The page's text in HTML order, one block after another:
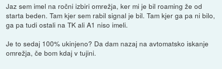
Jaz sem imel na ročni izbiri omrežja, ker mi je bil roaming že od
starta beden. Tam kjer sem rabil signal je bil. Tam kjer ga pa ni bilo,
ga pa tudi ostali na TK ali A1 niso imeli.
Je to sedaj 100% ukinjeno? Da dam nazaj na avtomatsko iskanje
omrežja, če bom kdaj v tujini.